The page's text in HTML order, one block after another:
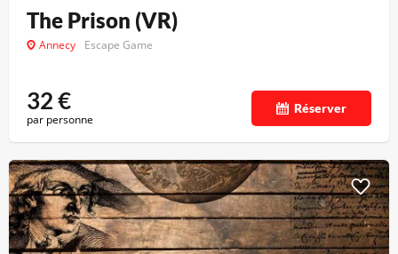
The Prison (VR)
Annecy Escape Game
32€
par personne
Réserver